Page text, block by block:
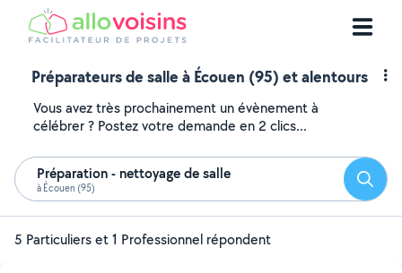
Préparateurs de salle à Écouen (95) et alentours
Vous avez très prochainement un évènement à
célébrer ? Postez votre demande en 2 clics...
Préparation - nettoyage de salle
à Écouen (95)
5 Particuliers et 1 Professionnel répondent